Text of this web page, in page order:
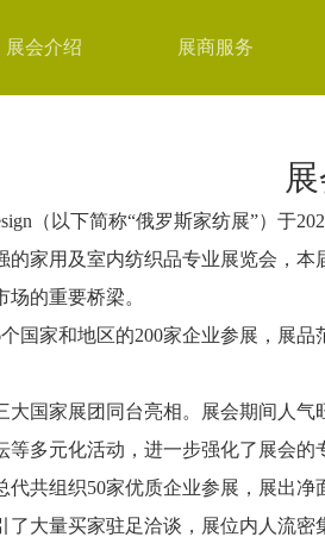
展会介绍 展商服务
（以下简称“俄罗斯家纺展”）于
的家用及室内纺织品专业展览会，
的重要桥梁。
国家和地区的200家企业参展，展
大国家展团同台亮相。展会期间人
等多元化活动，进一步强化了展会的
代共组织50家优质企业参展，展出
了大量买家驻足洽谈，展位内人流